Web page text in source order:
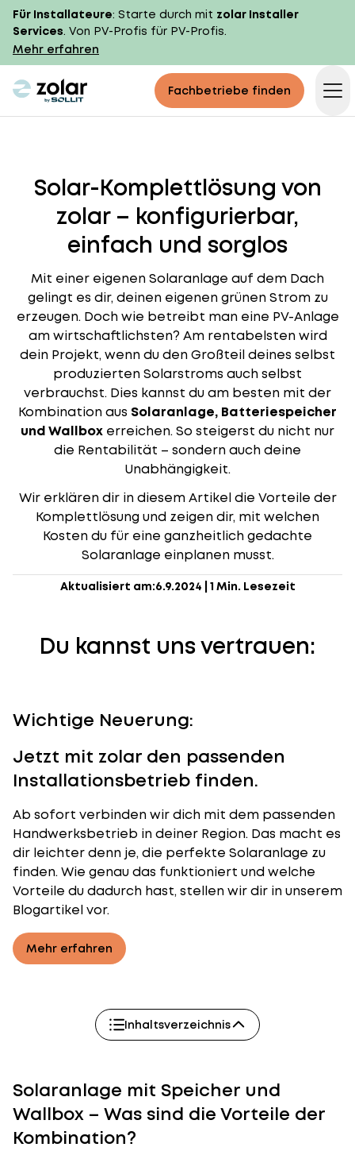
Für Installateure: Starte durch mit zolar Installer
Services. Von PV-Profis für PV-Profis.
Mehr erfahren
zolar logo Fachbetriebe finden
Solar-Komplettlösung von
zolar – konfigurierbar,
einfach und sorglos
Mit einer eigenen Solaranlage auf dem Dach
gelingt es dir, deinen eigenen grünen Strom zu
erzeugen. Doch wie betreibt man eine PV-Anlage
am wirtschaftlichsten? Am rentabelsten wird
dein Projekt, wenn du den Großteil deines selbst
produzierten Solarstroms auch selbst
verbrauchst. Dies kannst du am besten mit der
Kombination aus Solaranlage, Batteriespeicher
und Wallbox erreichen. So steigerst du nicht nur
die Rentabilität – sondern auch deine
Unabhängigkeit.
Wir erklären dir in diesem Artikel die Vorteile der
Komplettlösung und zeigen dir, mit welchen
Kosten du für eine ganzheitlich gedachte
Solaranlage einplanen musst.
Aktualisiert am:6.9.2024 1 Min. Lesezeit
Du kannst uns vertrauen:
Wichtige Neuerung:
Jetzt mit zolar den passenden
Installationsbetrieb finden.
Ab sofort verbinden wir dich mit dem passenden
Handwerksbetrieb in deiner Region. Das macht es
dir leichter denn je, die perfekte Solaranlage zu
finden. Wie genau das funktioniert und welche
Vorteile du dadurch hast, stellen wir dir in unserem
Blogartikel vor.
Mehr erfahren
Inhaltsverzeichnis
Solaranlage mit Speicher und
Wallbox – Was sind die Vorteile der
Kombination?